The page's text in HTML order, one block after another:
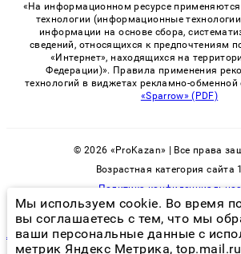
«На информационном ресурсе
технологии (информационные
информации на основе сбора,
сведений, относящихся к предпочтениям
«Интернет», находящихся на
Федерации)». Правила применения
технологий в виджетах рекламно-обменной
«Sparrow» (PDF)
© 2026 «ProKazan» | Все права
Возрастная категория сайта
Политика
летающие клопы в сочи
Мы используем cookie. Во время
вы соглашаетесь с тем, что мы
ваши персональные данные с
метрик Яндекс Метрика,